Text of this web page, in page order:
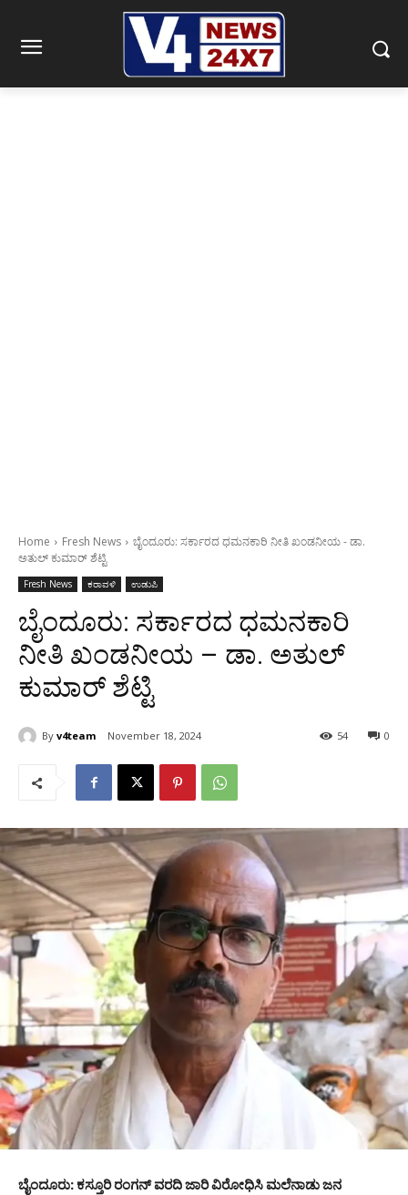
Home Fresh News
ಬೈಂದೂರು: ಸರ್ಕಾರದ ಧಮನಕಾರಿ‌ ನೀತಿ ಖಂಡನೀಯ - ಡಾ.
ಅತುಲ್ ಕುಮಾರ್ ಶೆಟ್ಟಿ
Fresh News ಕರಾವಳಿ ಉಡುಪಿ
ಬೈಂದೂರು: ಸರ್ಕಾರದ ಧಮನಕಾರಿ‌
ನೀತಿ ಖಂಡನೀಯ – ಡಾ. ಅತುಲ್
ಕುಮಾರ್ ಶೆಟ್ಟಿ
By v4team November 18, 2024 0
54
ಬೈಂದೂರು: ಕಸ್ತೂರಿ ರಂಗನ್ ವರದಿ‌ ಜಾರಿ ವಿರೋಧಿಸಿ ಮಲೆನಾಡು ಜನ